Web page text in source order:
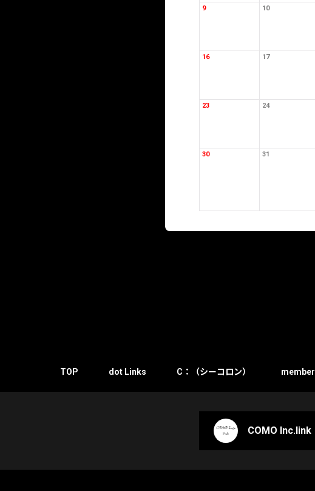
9 10
16 17
23 24
30 31
TOP dot Links C：（シーコロン） member
COMO Inc.link